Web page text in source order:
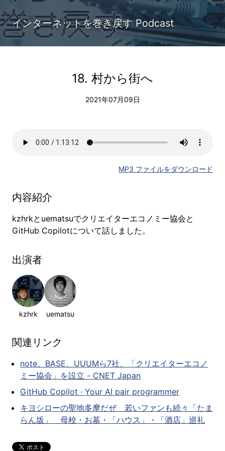
インターネットを巻き戻す Podcast
18. 村から街へ
2021年07月09日
MP3 ファイルをダウンロード
内容紹介
kzhrkとuematsuでクリエイターエコノミー協会と
GitHub Copilotについて話しました。
出演者
kzhrk uematsu
関連リンク
note、BASE、UUUMら7社、「クリエイターエコノ
ミー協会」を設立 - CNET Japan
GitHub Copilot · Your AI pair programmer
キヨシローの聖地多摩だぜ 若いファンも続々「たま
らん坂」 母校・お墓・「ハウス」・「酒店」巡礼